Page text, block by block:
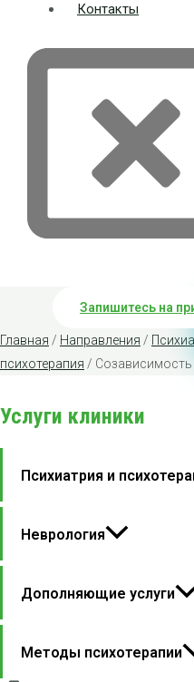
Контакты
Запишитесь на
Главная / Направления /
психотерапия / Созависимость
Услуги клиники
Психиатрия и
Неврология
Дополняющие услуги
Методы психотерапии